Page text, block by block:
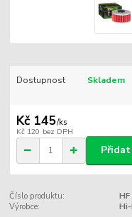
Dostupnost Skladem
Kč 145/ks
Kč 120 bez DPH
Číslo produktu:
HF
Výrobce: